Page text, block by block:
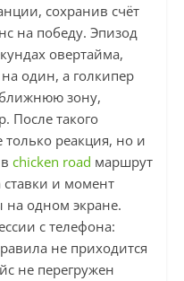
сохранив счёт
на победу. Эпизод
овертайма,
один, а голкипер
зону,
После такого
только реакция, но и
chicken road маршрут
и момент
на одном экране.
с телефона:
не приходится
не перегружен